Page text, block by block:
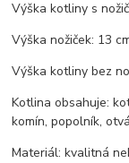
Výška kotliny s
Výška nožiček: 13
Výška kotliny bez
Kotlina obsahuje:
komín, popolník,
Materiál: kvalitná